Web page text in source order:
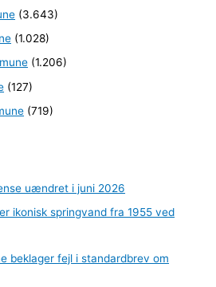
(3.643)
(1.028)
(1.206)
(127)
(719)
uændret i juni 2026
ikonisk springvand fra 1955 ved
beklager fejl i standardbrev om